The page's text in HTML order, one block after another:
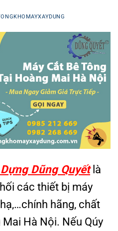
Dũng Quyếtlà
các thiết bị máy
hãng, chất
Hà Nội. Nếu Qúy